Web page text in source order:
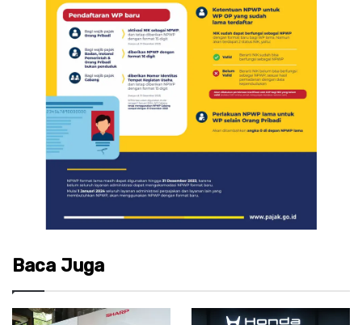
Baca Juga